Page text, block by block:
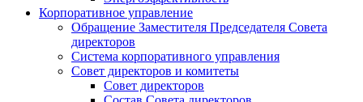
Корпоративное управление
Обращение Заместителя Председателя Совета
директоров
Система корпоративного управления
Совет директоров и комитеты
Совет директоров